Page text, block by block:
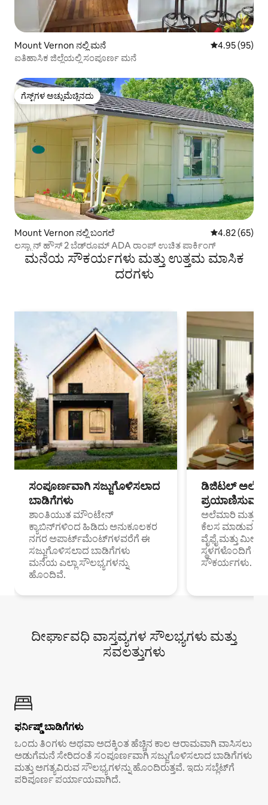
Mount Vernon ನಲ್ಲಿ ಮನೆ 5 ರಲ್ಲಿ 4.95
4.95 (95)
ಐತಿಹಾಸಿಕ ಜಿಲ್ಲೆಯಲ್ಲಿ ಸಂಪೂರ್ಣ ಮನೆ
ಗೆಸ್ಟ್‌ಗಳ ಅಚ್ಚುಮೆಚ್ಚಿನದು
ಗೆಸ್ಟ್‌ಗಳ ಅಚ್ಚುಮೆಚ್ಚಿನದು
Mount Vernon ನಲ್ಲಿ ಬಂಗಲೆ 5 ರಲ್ಲಿ 4.82
4.82 (65)
ಲಸ್ಟ್ರಾನ್ ಹೌಸ್ 2 ಬೆಡ್‌ರೂಮ್ ADA ರಾಂಪ್ ಉಚಿತ ಪಾರ್ಕಿಂಗ್
ಮನೆಯ ಸೌಕರ್ಯಗಳು ಮತ್ತು ಉತ್ತಮ ಮಾಸಿಕ
ದರಗಳು
ಸಂಪೂರ್ಣವಾಗಿ ಸಜ್ಜುಗೊಳಿಸಲಾದ
ಬಾಡಿಗೆಗಳು
ಶಾಂತಿಯುತ ಮೌಂಟೇನ್
ಕ್ಯಾಬಿನ್‌ಗಳಿಂದ ಹಿಡಿದು ಅನುಕೂಲಕರ
ನಗರ ಅಪಾರ್ಟ್‌ಮೆಂಟ್‌ಗಳವರೆಗೆ ಈ
ಸಜ್ಜುಗೊಳಿಸಲಾದ ಬಾಡಿಗೆಗಳು
ಮನೆಯ ಎಲ್ಲಾ ಸೌಲಭ್ಯಗಳನ್ನು
ಹೊಂದಿವೆ.
ಡಿಜಿಟಲ್
ಪ್ರಯಾಣಿಸುವ
ಅಲೆಮಾರಿ ಮತ್ತು
ಕೆಲಸ ಮಾಡುವ
ವೈಫೈ ಮತ್ತು
ಸ್ಥಳಗಳೊಂದಿಗೆ
ಸೌಕರ್ಯಗಳು.
ದೀರ್ಘಾವಧಿ ವಾಸ್ತವ್ಯಗಳ ಸೌಲಭ್ಯಗಳು ಮತ್ತು
ಸವಲತ್ತುಗಳು
ಫರ್ನಿಷ್ಡ್ ಬಾಡಿಗೆಗಳು
ಒಂದು ತಿಂಗಳು ಅಥವಾ ಅದಕ್ಕಿಂತ ಹೆಚ್ಚಿನ ಕಾಲ ಆರಾಮವಾಗಿ ವಾಸಿಸಲು
ಅಡುಗೆಮನೆ ಸೇರಿದಂತೆ ಸಂಪೂರ್ಣವಾಗಿ ಸಜ್ಜುಗೊಳಿಸಲಾದ ಬಾಡಿಗೆಗಳು
ಮತ್ತು ಅಗತ್ಯವಿರುವ ಸೌಲಭ್ಯಗಳನ್ನು ಹೊಂದಿರುತ್ತವೆ. ಇದು ಸಬ್ಲೆಟ್‌ಗೆ
ಪರಿಪೂರ್ಣ ಪರ್ಯಾಯವಾಗಿದೆ.